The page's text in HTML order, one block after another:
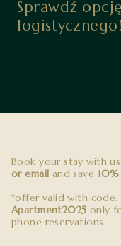
Sprawdź
logistycznego!
Book your stay with us
or email and save 10%
*offer valid with code:
Apartment2025 only
phone reservations